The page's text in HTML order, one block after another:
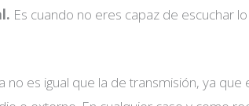
Es cuando no eres capaz de escuchar
es igual que la de transmisión, ya